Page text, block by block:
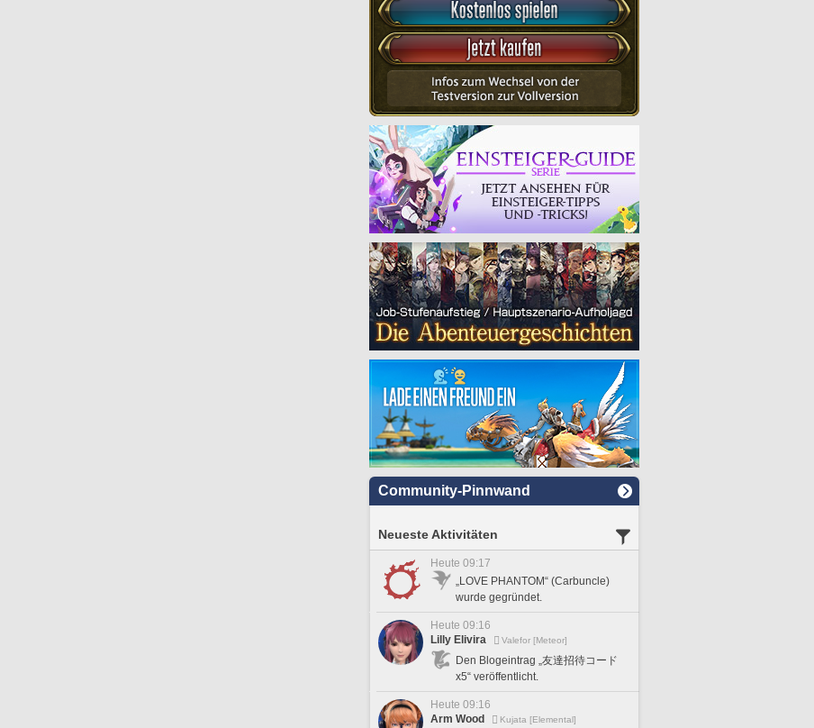
Community-Pinnwand
Neueste Aktivitäten
Heute 09:17
„LOVE PHANTOM“ (Carbuncle)
wurde gegründet.
Heute 09:16
Lilly Elivira
Valefor [Meteor]
Den Blogeintrag „友達招待コード
x5“ veröffentlicht.
Heute 09:16
Arm Wood
Kujata [Elemental]